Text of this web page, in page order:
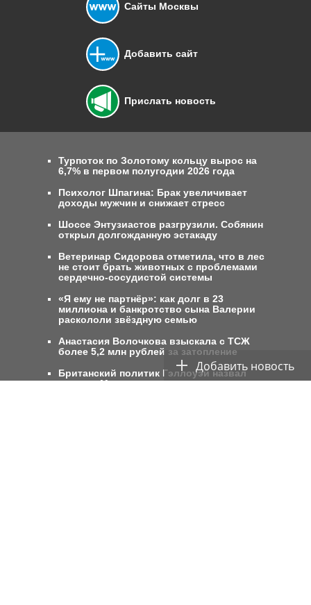
Сайты Москвы
Добавить сайт
Прислать новость
Турпоток по Золотому кольцу вырос на
6,7% в первом полугодии 2026 года
Психолог Шпагина: Брак увеличивает
доходы мужчин и снижает стресс
Шоссе Энтузиастов разгрузили. Собянин
открыл долгожданную эстакаду
Ветеринар Сидорова отметила, что в лес
не стоит брать животных с проблемами
сердечно-сосудистой системы
«Я ему не партнёр»: как долг в 23
миллиона и банкротство сына Валерии
раскололи звёздную семью
Анастасия Волочкова взыскала с ТСЖ
более 5,2 млн рублей за затопление
Британский политик Гэллоуэй назвал
метро в Москве восьмым чудом света